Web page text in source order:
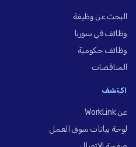
البحث عن وظيفة
وظائف في سوريا
وظائف حكومية
المناقصات
اكتشف
عن WorkLink
لوحة بيانات سوق العمل